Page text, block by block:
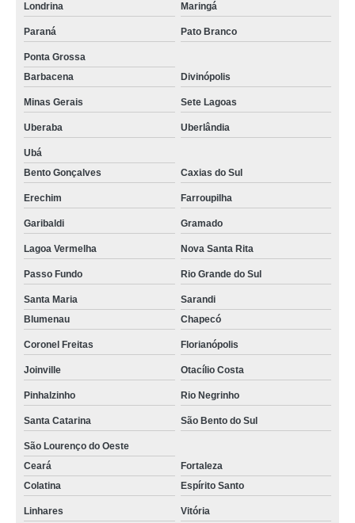
Londrina Maringá
Paraná Pato Branco
Ponta Grossa
Barbacena
Divinópolis
Minas Gerais Sete Lagoas
Uberaba Uberlândia
Ubá
Bento Gonçalves
Caxias do Sul
Erechim Farroupilha
Garibaldi Gramado
Lagoa Vermelha Nova Santa Rita
Passo Fundo Rio Grande do Sul
Santa Maria
Sarandi
Blumenau
Chapecó
Coronel Freitas Florianópolis
Joinville Otacílio Costa
Pinhalzinho Rio Negrinho
Santa Catarina São Bento do Sul
São Lourenço do Oeste
Ceará
Fortaleza
Colatina
Espírito Santo
Linhares
Vitória